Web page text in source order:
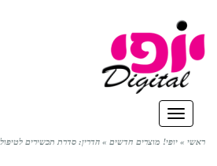
תפריט
ראשי » יופי! מוצרים חדשים » הדרין: סדרת תכשירים לטיפול